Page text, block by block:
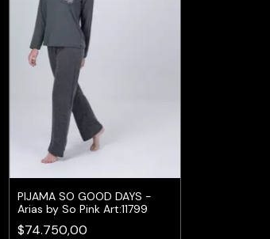
PIJAMA SO GOOD DAYS -
Arias by So Pink Art:11799
$74.750,00